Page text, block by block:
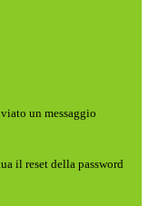
un messaggio
il reset della password